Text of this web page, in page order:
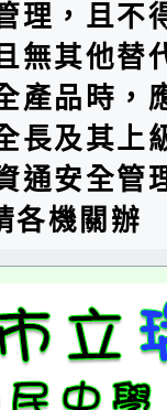
理，且不
無其他替
產品時，
長及其上
通安全管
各機關辦